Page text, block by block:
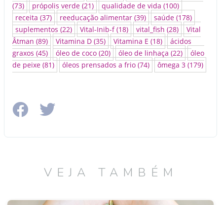
(73)
própolis verde (21) qualidade de vida (100)
receita (37) reeducação alimentar (39) saúde (178)
suplementos (22) Vital-Inib-f(18) vital_fish (28)
Vital
Âtman (89) Vitamina D (35) Vitamina E (18)
ácidos
graxos (45) óleo de coco (20) óleo de linhaça (22)
óleo
de peixe (81) óleos prensados a frio (74) ômega 3 (179)
VEJA TAMBÉM